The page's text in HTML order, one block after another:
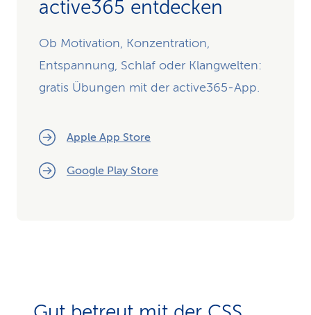
active365 entdecken
Ob Motivation, Konzentration,
Entspannung, Schlaf oder Klangwelten:
gratis Übungen mit der active365-App.
Apple App Store
Google Play Store